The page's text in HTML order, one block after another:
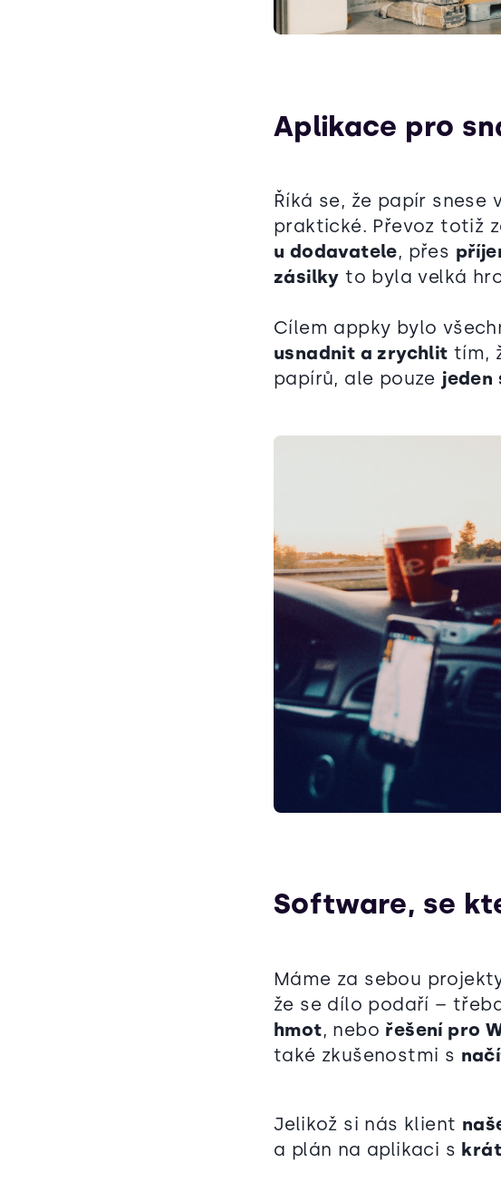
Aplikace pro
Říká se, že papír
praktické. Převoz totiž
u dodavatele, přes
zásilky to byla velká
Cílem appky bylo
usnadnit a zrychlit tím,
papírů, ale pouze jeden
Software, se
Máme za sebou
že se dílo podaří –
hmot, nebo řešení pro
také zkušenostmi s
Jelikož si nás klient
a plán na aplikaci s